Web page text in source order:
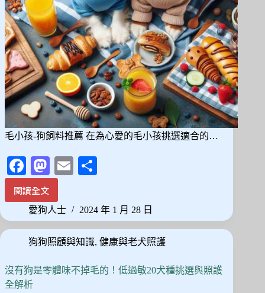
毛小孩-狗飼料推薦 在為心愛的毛小孩挑選適合的…
Fa
ce
bo
ok
M
as
to
do
n
E
ail
閱讀全文
寵
愛
小
天
地：
年
精
愛狗人士 2024 年 1 月 28 日
狗狗照顧與知識, 健康與老犬照護
沒有狗是零體味不掉毛的！低過敏20犬種挑選與照護
全解析